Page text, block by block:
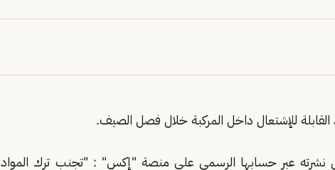
القابلة للإشتعال داخل المركبة خلال فصل الصيف.
نشرته عبر حسابها الرسمي على منصة "إكس" : "تجنب ترك المواد